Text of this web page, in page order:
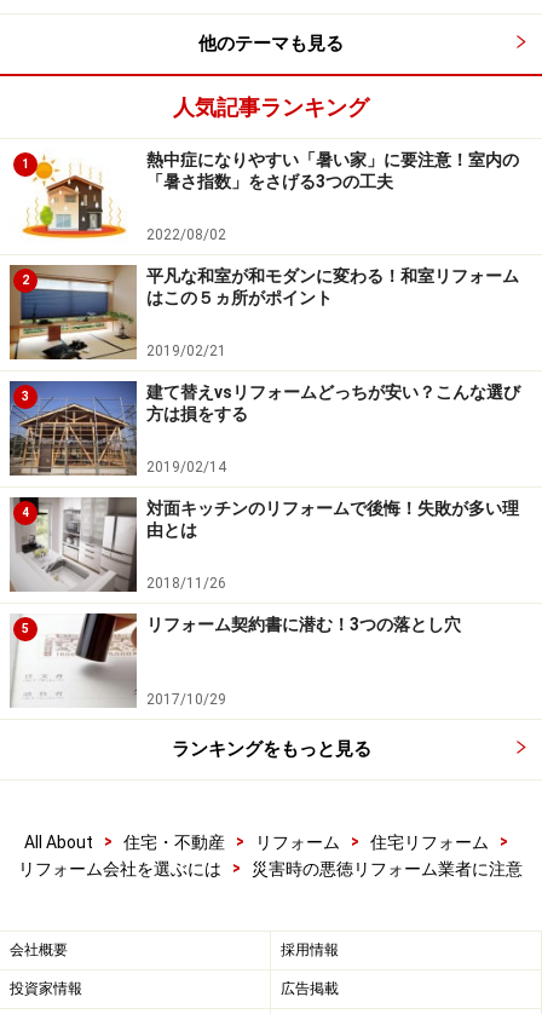
よく考え、その場での契約は絶対に行なわよう注意を。
悪徳リフォーム業者の特徴は、災害時の不安に付け込ん
で、すぐにやらないと危険である、家が全部ダメになる
などと言って不安を煽り、契約を急がせます。
よく考えてみればおかしいと思うことも、不安にかられ
ている時に十分に考える時間が無いと、引っ掛かりやす
くなってしまいます。
悪徳リフォーム業者もそれがよくわかっているので、や
たらに不安をあおり、考える時間を与えないよう契約を
このような時期にやってくる見知らぬ無料点検や訪問セ
っている業者や信頼できる業者に依頼しましょう。
悪徳リフォームによる被害額は、数万円から数千万円ま
他のテーマも見る
人気記事ランキング
1
熱中症になりやすい「暑い家」に要注意！室内の
「暑さ指数」をさげる3つの工夫
2022/08/02
2
平凡な和室が和モダンに変わる！和室リフォーム
はこの５ヵ所がポイント
2019/02/21
3
建て替えvsリフォームどっちが安い？こんな選び
方は損をする
2019/02/14
4
対面キッチンのリフォームで後悔！失敗が多い理
由とは
2018/11/26
5 リフォーム契約書に潜む！3つの落とし穴
2017/10/29
ランキングをもっと見る
All About > 住宅・不動産 > リフォーム > 住宅リフォーム
>
リフォーム会社を選ぶには
> 災害時の悪徳リフォーム業者に注意
会社概要 採用情報
投資家情報 広告掲載